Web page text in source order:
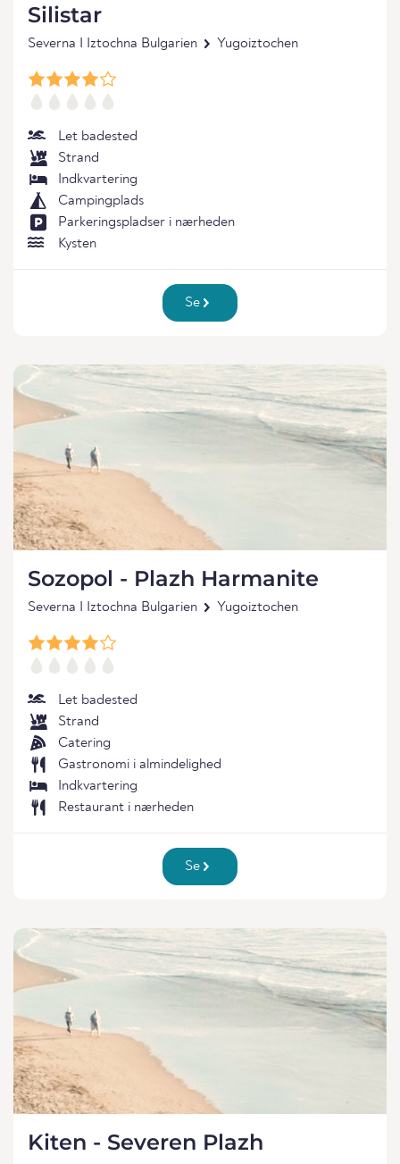
Silistar
Severna I Iztochna Bulgarien Yugoiztochen
Let badested
Strand
Indkvartering
Campingplads
Parkeringspladser i nærheden
Kysten
Se
Sozopol - Plazh Harmanite
Severna I Iztochna Bulgarien Yugoiztochen
Let badested
Strand
Catering
Gastronomi i almindelighed
Indkvartering
Restaurant i nærheden
Se
Kiten - Severen Plazh